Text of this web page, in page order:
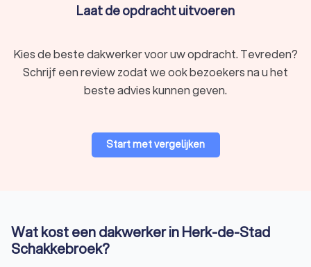
Laat de opdracht uitvoeren
Kies de beste dakwerker voor uw opdracht. Tevreden?
Schrijf een review zodat we ook bezoekers na u het
beste advies kunnen geven.
Start met vergelijken
Wat kost een dakwerker in Herk-de-Stad
Schakkebroek?